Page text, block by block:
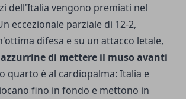
dell'Italia vengono premiati nel
eccezionale parziale di 12-2,
difesa e su un attacco letale,
di mettere il muso avanti
quarto è al cardiopalma: Italia e
fino in fondo e mettono in